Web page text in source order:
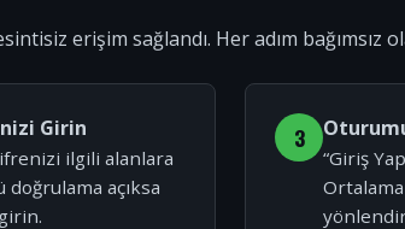
erişim sağlandı. Her adım bağımsız
Girin
ilgili alanlara
doğrulama açıksa
3
“Giriş